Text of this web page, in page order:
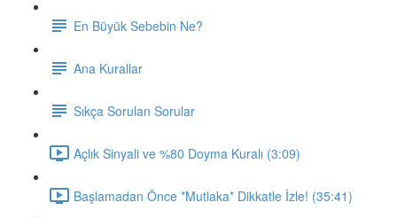
En Büyük Sebebin Ne?
Ana Kurallar
Sıkça Sorulan Sorular
Açlık Sinyali ve %80 Doyma Kuralı (3:09)
Başlamadan Önce *Mutlaka* Dikkatle İzle! (35:41)